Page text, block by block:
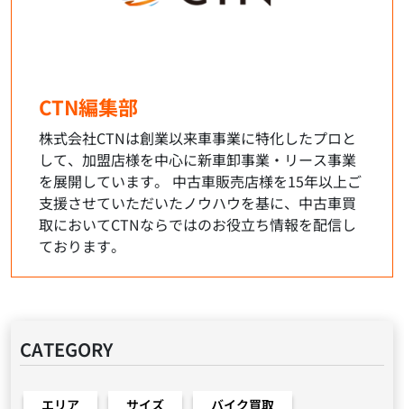
CTN編集部
株式会社CTNは創業以来車事業に特化したプロと
して、加盟店様を中心に新車卸事業・リース事業
を展開しています。 中古車販売店様を15年以上ご
支援させていただいたノウハウを基に、中古車買
取においてCTNならではのお役立ち情報を配信し
ております。
CATEGORY
エリア サイズ バイク買取